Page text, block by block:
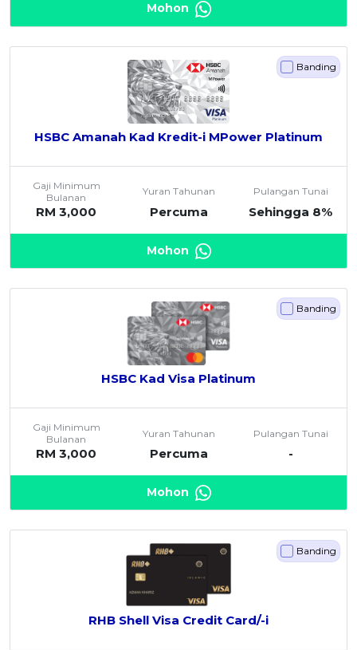
Mohon
Banding
HSBC Amanah Kad Kredit-i MPower Platinum
Gaji Minimum
Bulanan
RM 3,000
Yuran Tahunan
Percuma
Pulangan Tunai
Sehingga 8%
Mohon
Banding
HSBC Kad Visa Platinum
Gaji Minimum
Bulanan
RM 3,000
Yuran Tahunan
Percuma
Pulangan Tunai
-
Mohon
Banding
RHB Shell Visa Credit Card/-i